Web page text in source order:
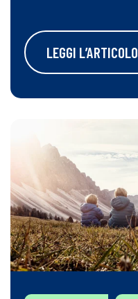
LEGGI L’ARTICOLO